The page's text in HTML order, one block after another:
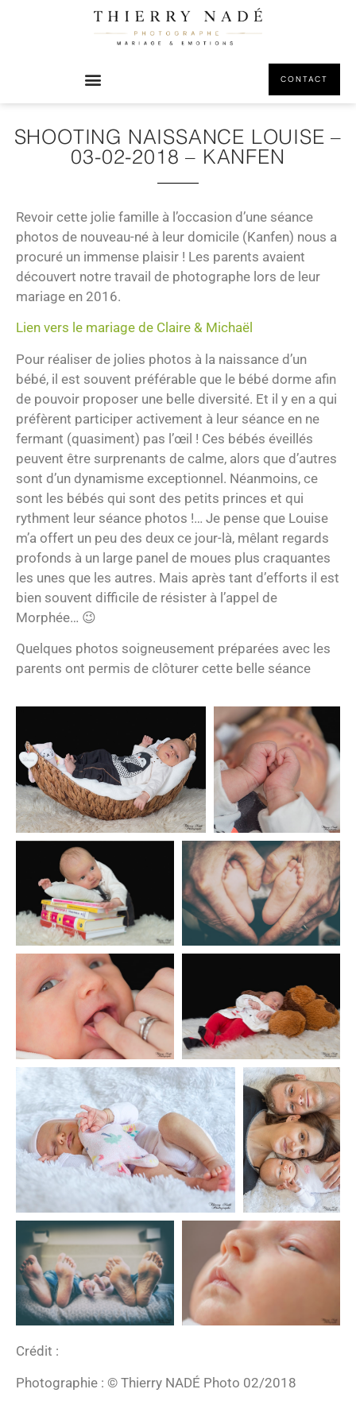
CONTACT
SHOOTING NAISSANCE LOUISE –
03-02-2018 – KANFEN
Revoir cette jolie famille à l’occasion d’une séance
photos de nouveau-né à leur domicile (Kanfen) nous a
procuré un immense plaisir ! Les parents avaient
découvert notre travail de photographe lors de leur
mariage en 2016.
Lien vers le mariage de Claire & Michaël
Pour réaliser de jolies photos à la naissance d’un
bébé, il est souvent préférable que le bébé dorme afin
de pouvoir proposer une belle diversité. Et il y en a qui
préfèrent participer activement à leur séance en ne
fermant (quasiment) pas l’œil ! Ces bébés éveillés
peuvent être surprenants de calme, alors que d’autres
sont d’un dynamisme exceptionnel. Néanmoins, ce
sont les bébés qui sont des petits princes et qui
rythment leur séance photos !… Je pense que Louise
m’a offert un peu des deux ce jour-là, mêlant regards
profonds à un large panel de moues plus craquantes
les unes que les autres. Mais après tant d’efforts il est
bien souvent difficile de résister à l’appel de
Morphée… 😉
Quelques photos soigneusement préparées avec les
parents ont permis de clôturer cette belle séance
Crédit :
Photographie : © Thierry NADÉ Photo 02/2018